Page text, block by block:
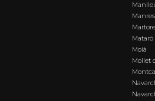
Mataró
Moià
Mollet